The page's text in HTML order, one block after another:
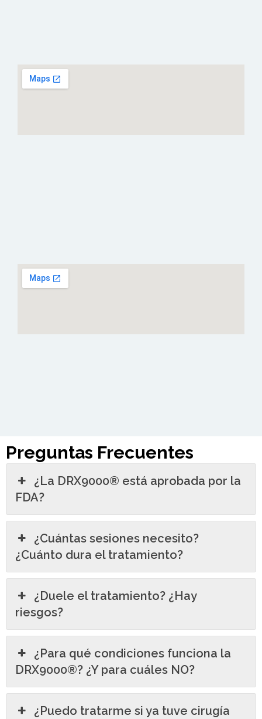
Preguntas Frecuentes
¿La DRX9000® está aprobada por la
FDA?
¿Cuántas sesiones necesito?
¿Cuánto dura el tratamiento?
¿Duele el tratamiento? ¿Hay
riesgos?
¿Para qué condiciones funciona la
DRX9000®? ¿Y para cuáles NO?
¿Puedo tratarme si ya tuve cirugía